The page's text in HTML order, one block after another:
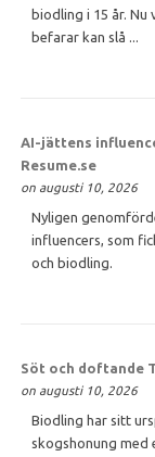
biodling i 15 år. Nu
befarar kan slå ...
AI-jättens
Resume.se
on augusti 10, 2026
Nyligen
influencers, som
och biodling.
Söt och doftande
on augusti 10, 2026
Biodling har sitt
skogshonung med